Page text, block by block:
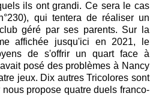
ils ont grandi. Ce sera le cas
qui tentera de réaliser un
géré par ses parents. Sur la
affichée jusqu'ici en 2021, le
de s'offrir un quart face à
posé des problèmes à Nancy
jeux. Dix autres Tricolores sont
propose quatre duels franco-